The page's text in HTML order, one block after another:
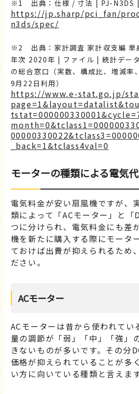
1 出典：仕様 / 寸法 | PJ-N3DS |
https://jp.sharp/pci_fan/
n3ds/spec/
2 出典：家計調査 家計収支編 単
年次 2020年 | ファイル | 統計デー
の総合窓口（実数、構成比、増減率
9月22日利用）
https://www.e-stat.go.jp/
_back=1&tclass4val=0
モーターの種類による電気
電気料金が安い扇風機ですが、
類によって「ACモーター」と「
つに分けられ、電気料金にも差
機を新たに購入する際にモータ
ておけば出費が抑えられるため
ださい。
ACモーター
ACモーターは昔から使われてい
量の調節が「弱」「中」「強」
きないものが多いです。その分
価格が抑えられていることが多
い方に向いている種類と言えます